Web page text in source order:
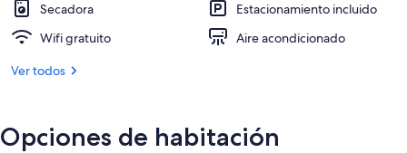
Secadora
Estacionamiento incluido
Wifi gratuito
Aire acondicionado
Ver todos
Opciones de habitación